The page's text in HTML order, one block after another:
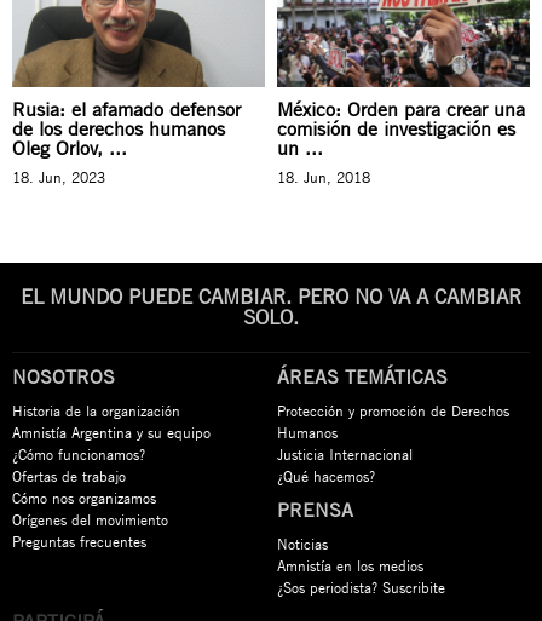
Rusia: el afamado defensor
de los derechos humanos
Oleg Orlov, ...
18. Jun, 2023
México: Orden para crear una
comisión de investigación es
un ...
18. Jun, 2018
EL MUNDO PUEDE CAMBIAR. PERO NO VA A CAMBIAR
SOLO.
NOSOTROS
Historia de la organización
Amnistía Argentina y su equipo
¿Cómo funcionamos?
Ofertas de trabajo
Cómo nos organizamos
Orígenes del movimiento
Preguntas frecuentes
ÁREAS TEMÁTICAS
Protección y promoción de Derechos
Humanos
Justicia Internacional
¿Qué hacemos?
PRENSA
Noticias
Amnistía en los medios
¿Sos periodista? Suscribite